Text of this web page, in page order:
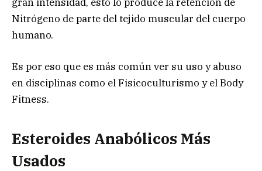
Nitrógeno de parte del tejido muscular del cuerpo
humano.
Es por eso que es más común ver su uso y abuso
en disciplinas como el Fisicoculturismo y el Body
Fitness.
Esteroides Anabólicos Más
Usados